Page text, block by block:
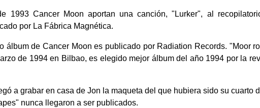
1993 Cancer Moon aportan una canción, "Lurker", al
por La Fábrica Magnética.
álbum de Cancer Moon es publicado por Radiation Records. "Moor
de 1994 en Bilbao, es elegido mejor álbum del año 1994 por la
a grabar en casa de Jon la maqueta del que hubiera sido su cuarto
nunca llegaron a ser publicados.